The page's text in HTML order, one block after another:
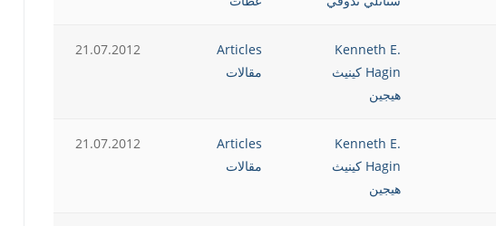
Kenneth E.
Hagin كينيث
هيجين
Articles
مقالات
21.07.2012
Kenneth E.
Hagin كينيث
هيجين
Articles
مقالات
21.07.2012